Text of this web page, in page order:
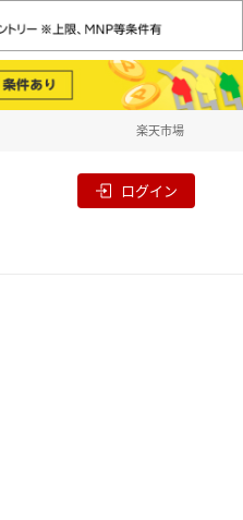
楽天市場
ログイン